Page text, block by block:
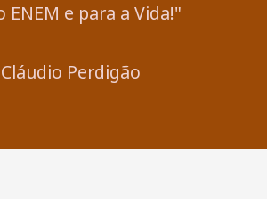
ENEM e para a Vida!"
Perdigão